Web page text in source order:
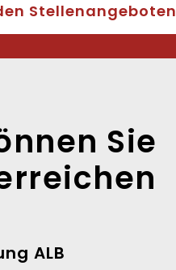
Stellenangeboten
Sie
ALB